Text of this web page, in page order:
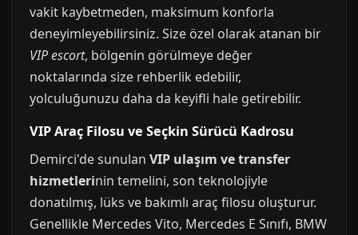
vakit kaybetmeden, maksimum konforla
deneyimleyebilirsiniz. Size özel olarak atanan bir
VIP escort, bölgenin görülmeye değer
noktalarında size rehberlik edebilir,
yolculuğunuzu daha da keyifli hale getirebilir.
VIP Araç Filosu ve Seçkin Sürücü Kadrosu
Demirci'de sunulan VIP ulaşım ve transfer
hizmetlerinin temelini, son teknolojiyle
donatılmış, lüks ve bakımlı araç filosu oluşturur.
Genellikle Mercedes Vito, Mercedes E Sınıfı, BMW